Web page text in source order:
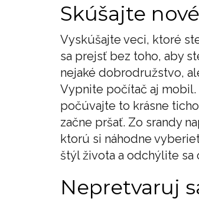
Skúšajte
Vyskúšajte veci, ktoré
sa prejsť bez toho, aby
nejaké dobrodružstvo,
Vypnite počítač aj mobil.
počúvajte to krásne
začne pršať. Zo srandy
ktorú si náhodne
štýl života a odchýlite
Nepretvaruj